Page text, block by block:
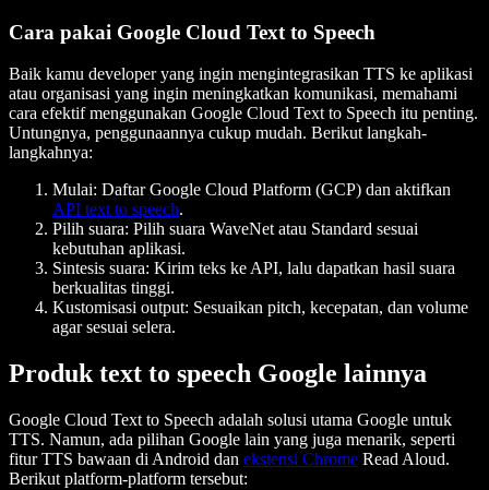
Cara pakai Google Cloud Text to Speech
Baik kamu developer yang ingin mengintegrasikan TTS ke aplikasi
atau organisasi yang ingin meningkatkan komunikasi, memahami
cara efektif menggunakan Google Cloud Text to Speech itu penting.
Untungnya, penggunaannya cukup mudah. Berikut langkah-
langkahnya:
Mulai: Daftar Google Cloud Platform (GCP) dan aktifkan
API text to speech.
Pilih suara: Pilih suara WaveNet atau Standard sesuai
kebutuhan aplikasi.
Sintesis suara: Kirim teks ke API, lalu dapatkan hasil suara
berkualitas tinggi.
Kustomisasi output: Sesuaikan pitch, kecepatan, dan volume
agar sesuai selera.
Produk text to speech Google lainnya
Google Cloud Text to Speech adalah solusi utama Google untuk
TTS. Namun, ada pilihan Google lain yang juga menarik, seperti
fitur TTS bawaan di Android dan ekstensi Chrome Read Aloud.
Berikut platform-platform tersebut: